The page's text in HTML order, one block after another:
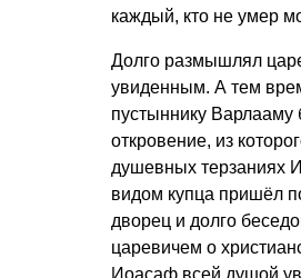
каждый, кто не умер
Долго размышлял
увиденным. А тем
пустыннику Варлааму
откровение, из
душевных терзаниях
видом купца пришёл
дворец и долго
царевичем о
Иоасаф всей душой